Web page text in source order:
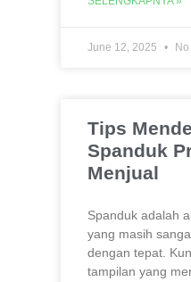
June 12, 2025
Tips
Spanduk
Menjual
Spanduk adalah
yang masih
dengan tepat.
tampilan yang